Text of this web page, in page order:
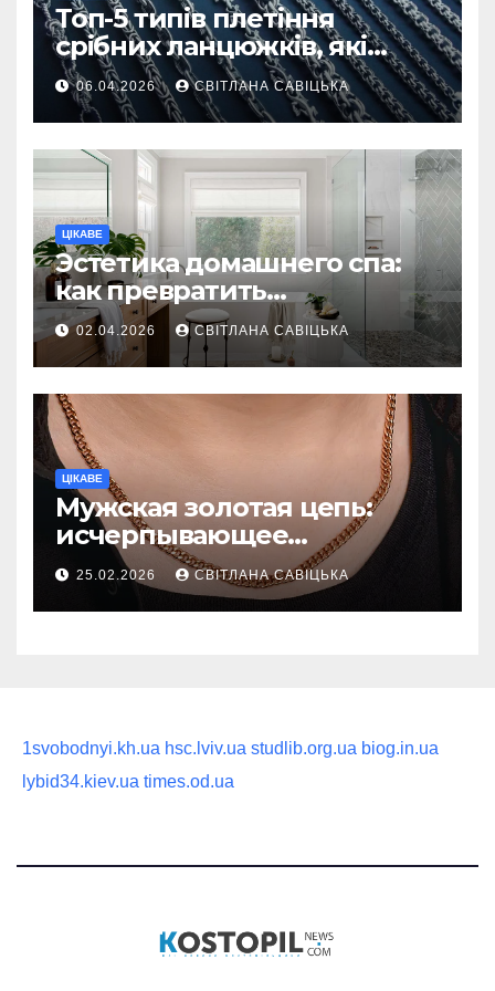
Топ-5 типів плетіння
срібних ланцюжків, які
вважаються
найнадійнішими
06.04.2026 СВІТЛАНА САВІЦЬКА
ЦІКАВЕ
Эстетика домашнего спа:
как превратить
ежедневную гигиену в
восстанавливающий
ритуал
02.04.2026 СВІТЛАНА САВІЦЬКА
ЦІКАВЕ
Мужская золотая цепь:
исчерпывающее
руководство по выбору
статусного украшения
25.02.2026 СВІТЛАНА САВІЦЬКА
1svobodnyi.kh.ua hsc.lviv.ua studlib.org.ua biog.in.ua
lybid34.kiev.ua times.od.ua